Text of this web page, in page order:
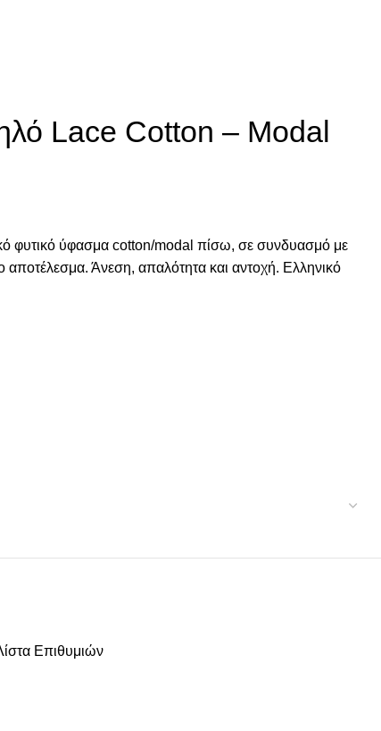
Lace Cotton – Modal
φυτικό ύφασμα cotton/modal πίσω, σε συνδυασμό με
αποτέλεσμα. Άνεση, απαλότητα και αντοχή. Ελληνικό
Επιθυμιών